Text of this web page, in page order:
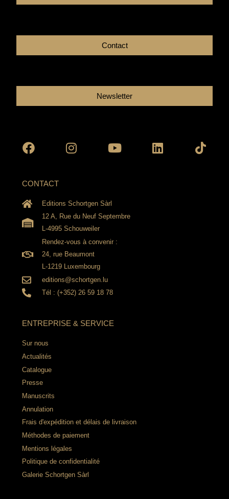
Contact
Newsletter
CONTACT
Editions Schortgen Sàrl
12 A, Rue du Neuf Septembre
L-4995 Schouweiler
Rendez-vous à convenir :
24, rue Beaumont
L-1219 Luxembourg
editions@schortgen.lu
Tél : (+352) 26 59 18 78
ENTREPRISE & SERVICE
Sur nous
Actualités
Catalogue
Presse
Manuscrits
Annulation
Frais d'expédition et délais de livraison
Méthodes de paiement
Mentions légales
Politique de confidentialité
Galerie Schortgen Sàrl